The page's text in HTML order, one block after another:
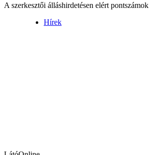
A szerkesztői álláshirdetésen elért pontszámok
Hírek